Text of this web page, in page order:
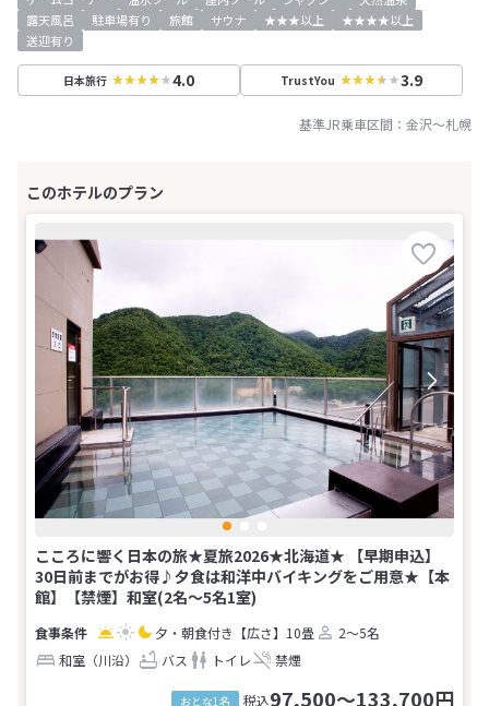
露天風呂
駐車場有り 旅館 サウナ ★★★以上
★★★★以上
送迎有り
日本旅行 4.0 TrustYou 3.9
基準JR乗車区間： 金沢～札幌
こころに響く日本の旅★夏旅2026★北海道★ 【早期申込】
30日前までがお得♪夕食は和洋中バイキングをご用意★【本
館】【禁煙】和室(2名～5名1室)
夕・朝食付き 【広さ】10畳
2～5名
和室（川沿）
バス トイレ 禁煙
おとな1名 税込97,500～133,700円